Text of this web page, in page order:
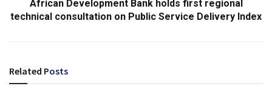
African Development Bank holds first regional
technical consultation on Public Service Delivery Index
Related Posts